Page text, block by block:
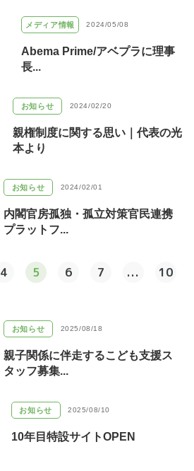
メディア情報 2024/05/08
Abema Prime/アベプラに理事
長...
お知らせ 2024/02/20
親権制度に関する思い｜代表の光
本より
お知らせ 2024/02/01
内閣官房孤独・孤立対策官民連携
プラットフ...
4 5 6 7 ... 10
お知らせ 2025/08/18
親子関係に伴走するこども支援ス
タッフ募集...
お知らせ 2025/08/10
10年目特設サイトOPEN